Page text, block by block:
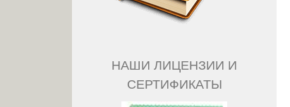
НАШИ ЛИЦЕНЗИИ И
СЕРТИФИКАТЫ